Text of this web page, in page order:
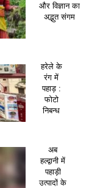
और विज्ञान का
अद्भुत संगम
हरेले के
रंग में
पहाड़ :
फोटो
निबन्ध
अब
हल्द्वानी में
पहाड़ी
उत्पादों के